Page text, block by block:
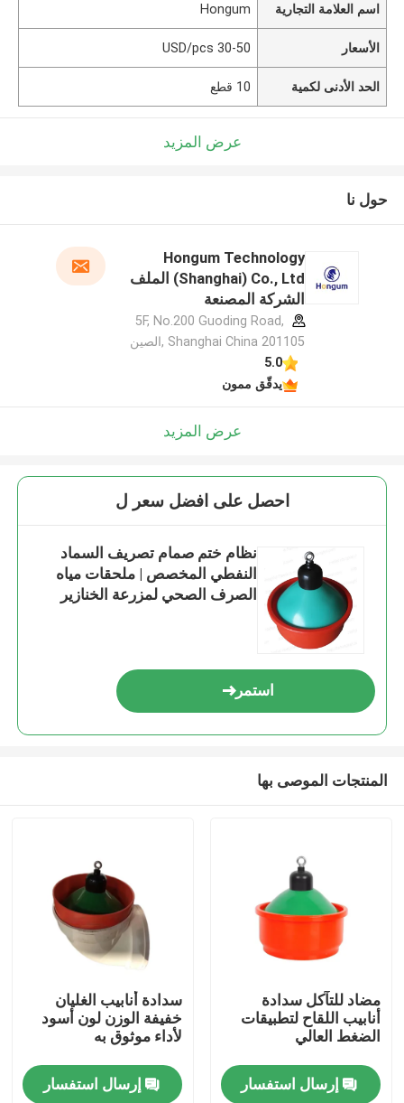
اسم العلامة التجارية Hongum
الأسعار 30-50 USD/pcs
الحد الأدنى لكمية 10 قطع
عرض المزيد
حول نا
Hongum Technology
(Shanghai) Co., Ltd الملف
الشركة المصنعة
5F, No.200 Guoding Road,
Shanghai China 201105 ,الصين
5.0
يدقّق ممون
عرض المزيد
احصل على افضل سعر ل
نظام ختم صمام تصريف السماد
النفطي المخصص | ملحقات مياه
الصرف الصحي لمزرعة الخنازير
استمر
المنتجات الموصى بها
مضاد للتآكل سدادة
أنابيب اللقاح لتطبيقات
الضغط العالي
إرسال استفسار
سدادة أنابيب الغليان
خفيفة الوزن لون أسود
لأداء موثوق به
إرسال استفسار